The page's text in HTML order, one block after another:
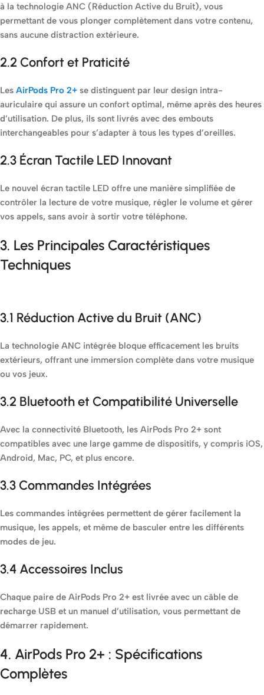
à la technologie ANC (Réduction Active du Bruit), vous
permettant de vous plonger complètement dans votre contenu,
sans aucune distraction extérieure.
2.2 Confort et Praticité
Les AirPods Pro 2+ se distinguent par leur design intra-
auriculaire qui assure un confort optimal, même après des heures
d’utilisation. De plus, ils sont livrés avec des embouts
interchangeables pour s’adapter à tous les types d’oreilles.
2.3 Écran Tactile LED Innovant
Le nouvel écran tactile LED offre une manière simplifiée de
contrôler la lecture de votre musique, régler le volume et gérer
vos appels, sans avoir à sortir votre téléphone.
3. Les Principales Caractéristiques
Techniques
3.1 Réduction Active du Bruit (ANC)
La technologie ANC intégrée bloque efficacement les bruits
extérieurs, offrant une immersion complète dans votre musique
ou vos jeux.
3.2 Bluetooth et Compatibilité Universelle
Avec la connectivité Bluetooth, les AirPods Pro 2+ sont
compatibles avec une large gamme de dispositifs, y compris iOS,
Android, Mac, PC, et plus encore.
3.3 Commandes Intégrées
Les commandes intégrées permettent de gérer facilement la
musique, les appels, et même de basculer entre les différents
modes de jeu.
3.4 Accessoires Inclus
Chaque paire de AirPods Pro 2+ est livrée avec un câble de
recharge USB et un manuel d’utilisation, vous permettant de
démarrer rapidement.
4. AirPods Pro 2+ : Spécifications
Complètes